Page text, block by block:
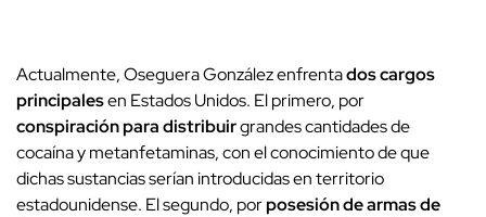
Actualmente, Oseguera González enfrentados cargos
principalesen Estados Unidos. El primero, por
conspiración para distribuirgrandes cantidades de
cocaína y metanfetaminas, con el conocimiento de que
dichas sustancias serían introducidas en territorio
estadounidense. El segundo, porposesión de armas de